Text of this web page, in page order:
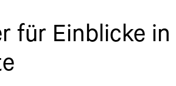
für Einblicke in